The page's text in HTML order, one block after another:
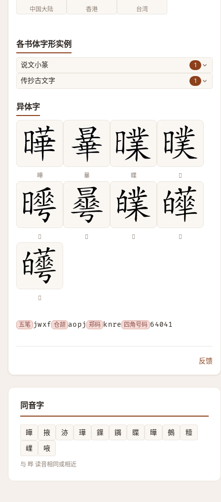
中国大陆 香港 台湾
各书体字形实例
说文小篆 1
传抄古文字 1
异体字
曄 曅 曗 𣊪
𣋌 𣋓 𤾧 𤾴
𤾼
五笔 jwxf 仓颉 aopj 郑码 knre 四角号码 64041
反馈
同音字
皣 掖 洂 璍 鐷 䥟 䁋 曄 鵺
䊦
嶫
㖡
与 晔 读音相同或相近